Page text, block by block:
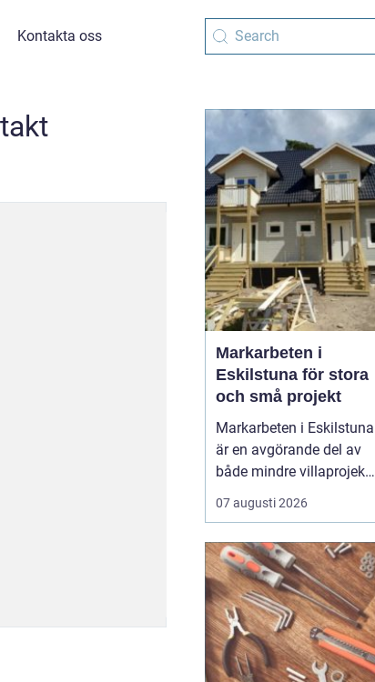
Kontakta oss
Markarbeten i
Eskilstuna för stora
och små projekt
Markarbeten i Eskilstuna
är en avgörande del av
både mindre villaprojekt
och större
byggsatsningar, och rätt
en stabil grund för allt
som ska byggas
ovanpå. När marken
förbere...
07 augusti 2026